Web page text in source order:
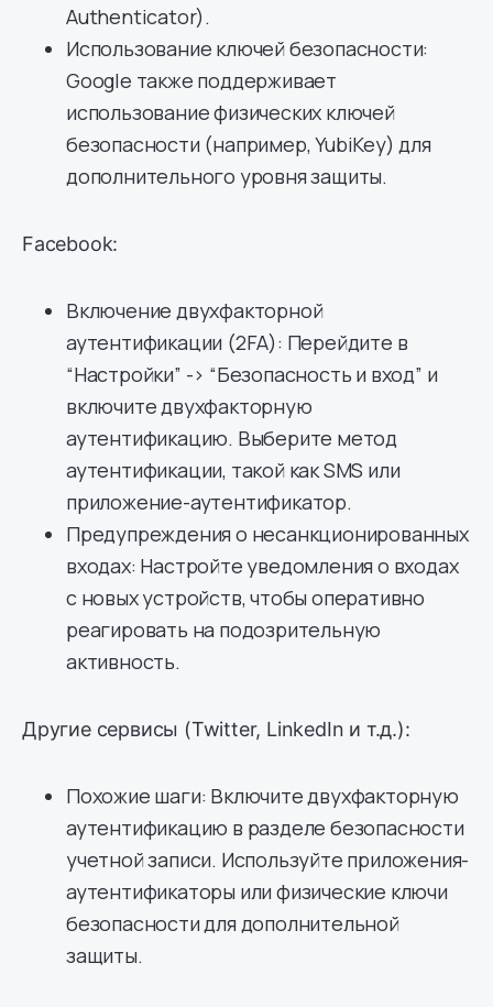
Authenticator).
Использование ключей безопасности:
Google также поддерживает
использование физических ключей
безопасности (например, YubiKey) для
дополнительного уровня защиты.
Facebook:
Включение двухфакторной
аутентификации (2FA): Перейдите в
“Настройки” -> “Безопасность и вход” и
включите двухфакторную
аутентификацию. Выберите метод
аутентификации, такой как SMS или
приложение-аутентификатор.
Предупреждения о несанкционированных
входах: Настройте уведомления о входах
с новых устройств, чтобы оперативно
реагировать на подозрительную
активность.
Другие сервисы (Twitter, LinkedIn и т.д.):
Похожие шаги: Включите двухфакторную
аутентификацию в разделе безопасности
учетной записи. Используйте приложения-
аутентификаторы или физические ключи
безопасности для дополнительной
защиты.